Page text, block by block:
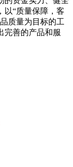
以“质量保障，客
质量为目标的工
完善的产品和服